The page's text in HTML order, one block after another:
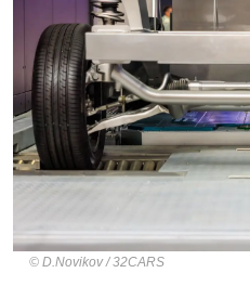
D.Novikov / 32CARS